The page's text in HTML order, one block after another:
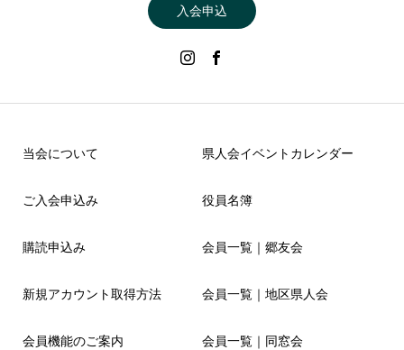
入会申込
当会について
ご入会申込み
購読申込み
新規アカウント取得方法
会員機能のご案内
県人会イベントカレンダー
役員名簿
会員一覧｜郷友会
会員一覧｜地区県人会
会員一覧｜同窓会